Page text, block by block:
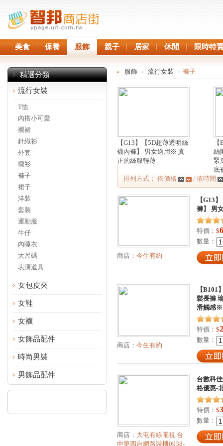
美食 保養 服飾 親子 居家 休閒 限時特
精選分類
流行女裝
T恤
內搭小可愛
襯裙
針織衫
外套
襯衫
褲子
裙子
洋裝
套裝
運動服
牛仔
內睡衣
大尺碼
表演道具
女包皮夾
女鞋
女襪
女飾品配件
時尚男裝
男飾品配件
服飾 > 流行女裝 > 褲子
【G13】【5D超薄透明絲
襪內褲】 男女適用※ 真
正的絲般輕薄
絲
緊
底
排列方式： 依價格
/ 依時間
商店： 今生有約
【G13
褲】 男
特價： $
數量：
商店： 今生有約
【B101
鬆長褲
滑觸感
特價： $
數量：
商店： 大屯有線電視.台
中第四台網路裝機0938-
台數科
格優惠-
特價： $
數量：